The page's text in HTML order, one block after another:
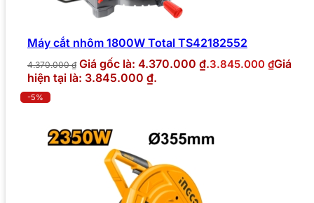
Máy cắt nhôm 1800W Total TS42182552
4.370.000₫ Giá gốc là: 4.370.000 ₫.3.845.000 ₫Giá
hiện tại là: 3.845.000 ₫.
-5%